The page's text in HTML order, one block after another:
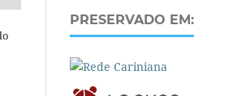
PRESERVADO EM: